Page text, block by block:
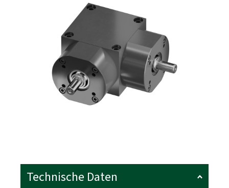
Technische Daten